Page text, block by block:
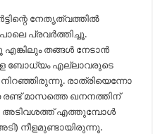
നേതൃത്വത്തില്‍
പ്രവര്‍ത്തിച്ചൂ.
തങ്ങള്‍ നേടാന്‍
ബോധ്യം എല്ലാവരുടെ
രാത്രിയെന്നോ
മാസത്തെ ഖനനത്തിന്
അടിവശത്ത് എത്തുമ്പോള്‍
നീളമുണ്ടായിരുന്നൂ.